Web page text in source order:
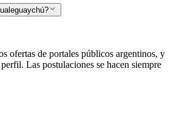
ofertas de portales públicos argentinos, y
Las postulaciones se hacen siempre